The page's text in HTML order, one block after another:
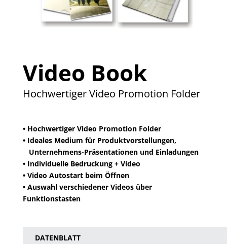
Video Book
Hochwertiger Video Promotion Folder
• Hochwertiger Video Promotion Folder
• Ideales Medium für Produktvorstellungen,
Unternehmens-Präsentationen und Einladungen
• Individuelle Bedruckung + Video
• Video Autostart beim Öffnen
• Auswahl verschiedener Videos über
Funktionstasten
DATENBLATT